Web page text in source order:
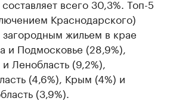
всего 30,3%. Топ-5
Краснодарского)
жильем в крае
и Подмосковье (28,9%),
Ленобласть (9,2%),
(4,6%), Крым (4%) и
(3,9%).